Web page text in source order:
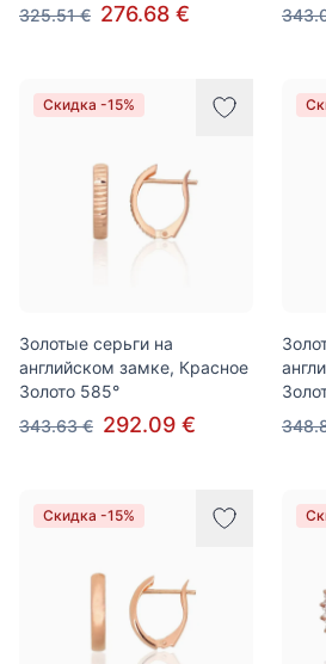
325.51 € 276.68 €
Скидка -15%
Золотые серьги на
английском замке, Красное
Золото 585°
343.63 € 292.09 €
Скидка -15%